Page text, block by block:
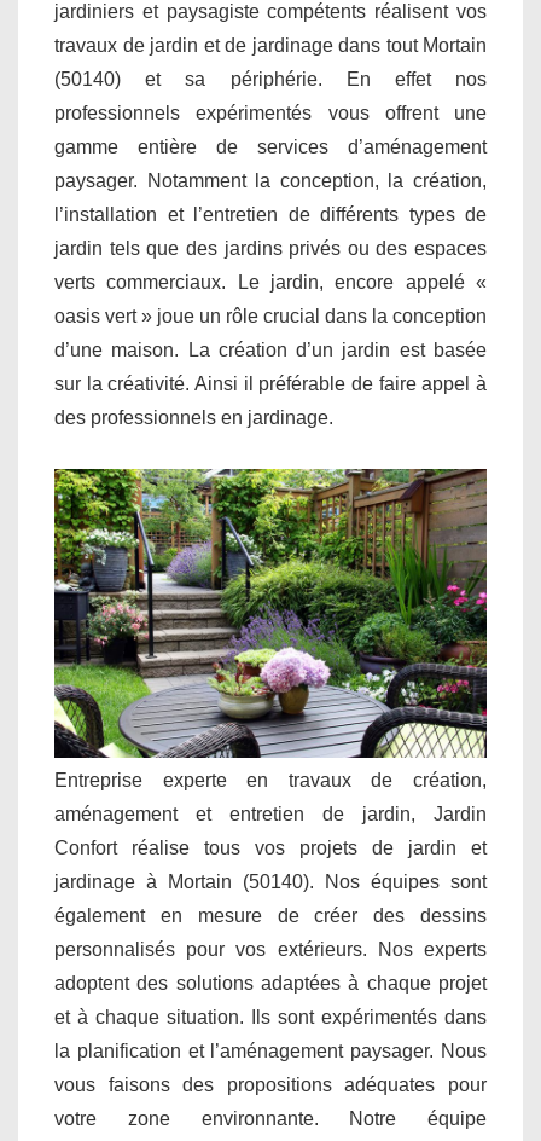
jardiniers et paysagiste compétents réalisent vos
travaux de jardin et de jardinage dans tout Mortain
(50140) et sa périphérie. En effet nos
professionnels expérimentés vous offrent une
gamme entière de services d’aménagement
paysager. Notamment la conception, la création,
l’installation et l’entretien de différents types de
jardin tels que des jardins privés ou des espaces
verts commerciaux. Le jardin, encore appelé «
oasis vert » joue un rôle crucial dans la conception
d’une maison. La création d’un jardin est basée
sur la créativité. Ainsi il préférable de faire appel à
des professionnels en jardinage.
Entreprise experte en travaux de création,
aménagement et entretien de jardin, Jardin
Confort réalise tous vos projets de jardin et
jardinage à Mortain (50140). Nos équipes sont
également en mesure de créer des dessins
personnalisés pour vos extérieurs. Nos experts
adoptent des solutions adaptées à chaque projet
et à chaque situation. Ils sont expérimentés dans
la planification et l’aménagement paysager. Nous
vous faisons des propositions adéquates pour
votre zone environnante. Notre équipe